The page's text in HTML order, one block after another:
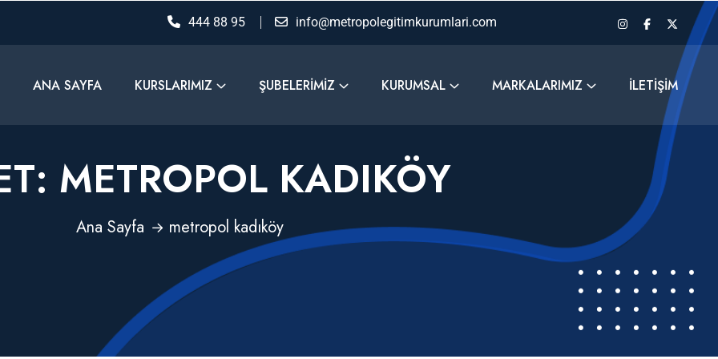
444 88 95 info@metropolegitimkurumlari.com
ANA SAYFA KURSLARIMIZ ŞUBELERIMIZ KURUMSAL MARKALARIMIZ İLETIŞIM
METROPOL KADIKÖY
Ana Sayfa metropol kadıköy